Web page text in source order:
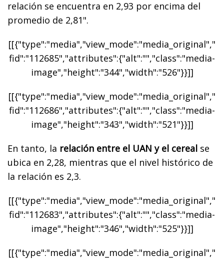
relación se encuentra en 2,93 por encima del
promedio de 2,81".
[[{"type":"media","view_mode":"media_original","
fid":"112685","attributes":{"alt":"","class":"media-
image","height":"344","width":"526"}}]]
[[{"type":"media","view_mode":"media_original","
fid":"112686","attributes":{"alt":"","class":"media-
image","height":"343","width":"521"}}]]
En tanto, la relación entre el UAN y el cereal se
ubica en 2,28, mientras que el nivel histórico de
la relación es 2,3.
[[{"type":"media","view_mode":"media_original","
fid":"112683","attributes":{"alt":"","class":"media-
image","height":"346","width":"525"}}]]
[[{"type":"media","view_mode":"media_original","